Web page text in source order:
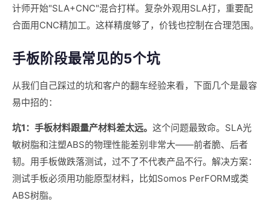
计师开始"SLA+CNC"混合打样。复杂外观用SLA打，重要配
合面用CNC精加工。这样精度够了，价钱也控制在合理范围。
手板阶段最常见的5个坑
从我们自己踩过的坑和客户的翻车经验来看，下面几个是最容
易中招的：
坑1：手板材料跟量产材料差太远。 这个问题最致命。SLA光
敏树脂和注塑ABS的物理性能差别非常大——前者脆、后者
韧。用手板做跌落测试，过不了不代表产品不行。解决方案：
测试手板必须用功能原型材料，比如Somos PerFORM或类
ABS树脂。